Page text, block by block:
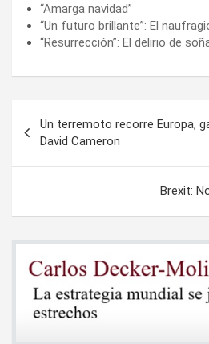
“Amarga navidad”
“Un futuro brillante”: El
“Resurrección”: El delirio de
de
entradas
Un terremoto recorre Europa,
David Cameron
Brexit: